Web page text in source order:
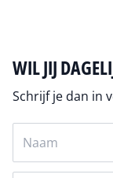
WIL JIJ
Schrijf je dan in